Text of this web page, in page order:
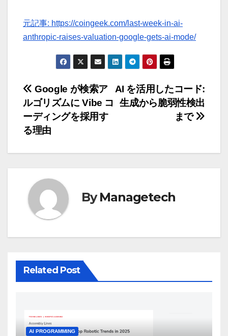
元記事: https://coingeek.com/last-week-in-ai-
anthropic-raises-valuation-google-gets-ai-mode/
投
稿
ナ
ビ
ゲ
ー
シ
ョ
ン
AI を活用したコード:
生成から脆弱性検出
まで
Google が検索ア
ルゴリズムに Vibe コ
ーディングを採用す
る理由
ByManagetech
Related Post
AI PROGRAMMING